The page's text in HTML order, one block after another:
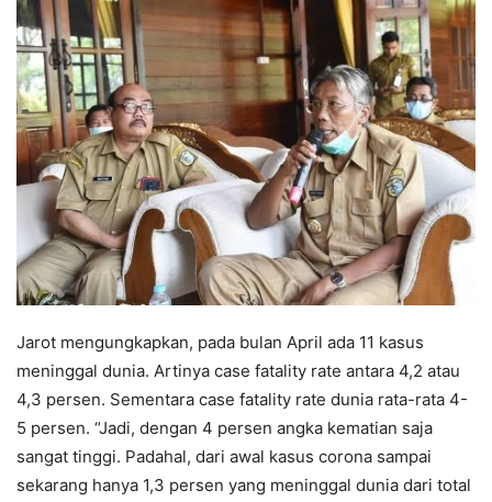
Jarot mengungkapkan, pada bulan April ada 11 kasus
meninggal dunia. Artinya case fatality rate antara 4,2 atau
4,3 persen. Sementara case fatality rate dunia rata-rata 4-
5 persen. “Jadi, dengan 4 persen angka kematian saja
sangat tinggi. Padahal, dari awal kasus corona sampai
sekarang hanya 1,3 persen yang meninggal dunia dari total